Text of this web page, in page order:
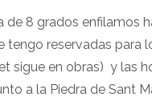
8 grados enfilamos
reservadas para
sigue en obras) y las
a la Piedra de Sant